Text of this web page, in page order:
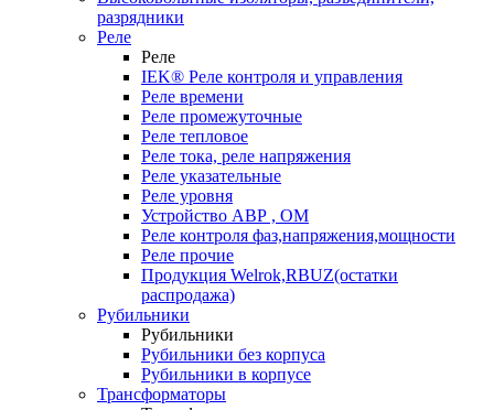
разрядники
Реле
Реле
IEK® Реле контроля и управления
Реле времени
Реле промежуточные
Реле тепловое
Реле тока, реле напряжения
Реле указательные
Реле уровня
Устройство АВР , ОМ
Реле контроля фаз,напряжения,мощности
Реле прочие
Продукция Welrok,RBUZ(остатки
распродажа)
Рубильники
Рубильники
Рубильники без корпуса
Рубильники в корпусе
Трансформаторы